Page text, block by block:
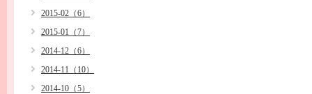
2015-02（6）
2015-01（7）
2014-12（6）
2014-11（10）
2014-10（5）